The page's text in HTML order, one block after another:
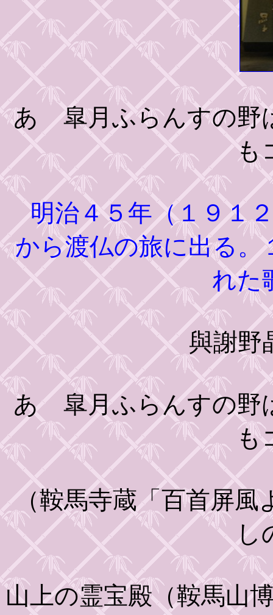
あゝ皐月ふらんすの野
も
明治４５年（１９１
から渡仏の旅に出る。
れた
與謝野
あゝ皐月ふらんすの野
も
（鞍馬寺蔵「百首屏
し
山上の霊宝殿（鞍馬山